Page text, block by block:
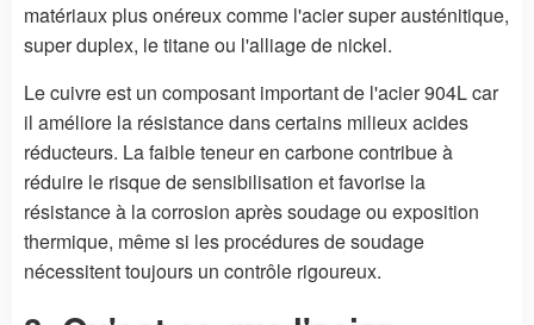
matériaux plus onéreux comme l'acier super austénitique,
super duplex, le titane ou l'alliage de nickel.
Le cuivre est un composant important de l'acier 904L car
il améliore la résistance dans certains milieux acides
réducteurs. La faible teneur en carbone contribue à
réduire le risque de sensibilisation et favorise la
résistance à la corrosion après soudage ou exposition
thermique, même si les procédures de soudage
nécessitent toujours un contrôle rigoureux.